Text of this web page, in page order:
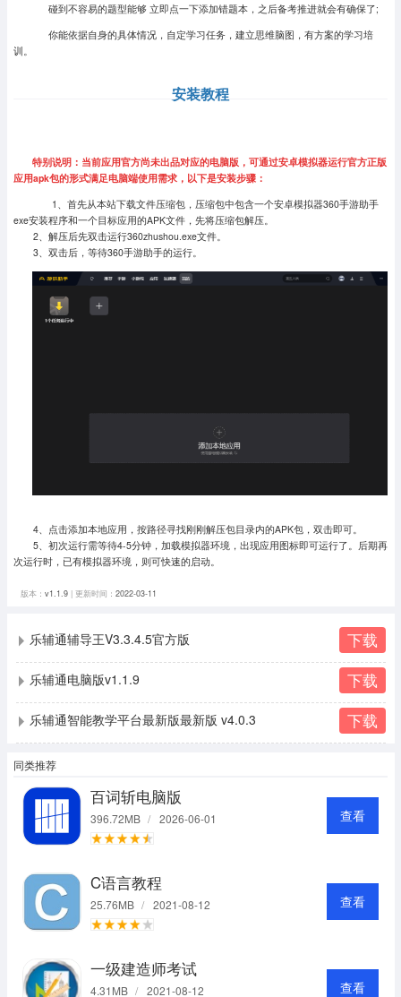
碰到不容易的题型能够 立即点一下添加错题本，之后备考推进就会有确保了;
你能依据自身的具体情况，自定学习任务，建立思维脑图，有方案的学习培
训。
安装教程
特别说明：当前应用官方尚未出品对应的电脑版，可通过安卓模拟器运行官方正版
应用apk包的形式满足电脑端使用需求，以下是安装步骤：
1、首先从本站下载文件压缩包，压缩包中包含一个安卓模拟器360手游助手
exe安装程序和一个目标应用的APK文件，先将压缩包解压。
2、解压后先双击运行360zhushou.exe文件。
3、双击后，等待360手游助手的运行。
4、点击添加本地应用，按路径寻找刚刚解压包目录内的APK包，双击即可。
5、初次运行需等待4-5分钟，加载模拟器环境，出现应用图标即可运行了。 后期再
次运行时，已有模拟器环境，则可快速的启动。
版本： v1.1.9| 更新时间： 2022-03-11
乐辅通辅导王V3.3.4.5官方版 下载
乐辅通电脑版v1.1.9 下载
乐辅通智能教学平台最新版最新版 v4.0.3 下载
同类推荐
百词斩电脑版
396.72MB / 2026-06-01 查看
C语言教程
25.76MB / 2021-08-12 查看
一级建造师考试
4.31MB / 2021-08-12 查看